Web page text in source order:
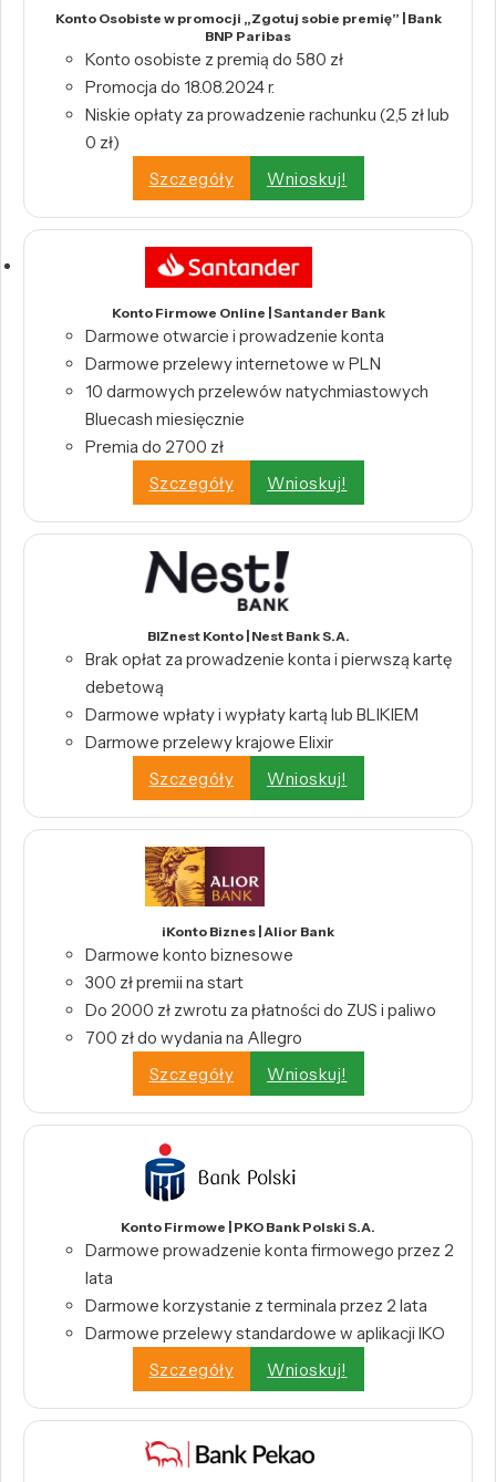
Konto Osobiste w promocji „Zgotuj sobie premię” | Bank
BNP Paribas
Konto osobiste z premią do 580 zł
Promocja do 18.08.2024 r.
Niskie opłaty za prowadzenie rachunku (2,5 zł lub
0 zł)
Szczegóły
Wnioskuj!
Konto Firmowe Online | Santander Bank
Darmowe otwarcie i prowadzenie konta
Darmowe przelewy internetowe w PLN
10 darmowych przelewów natychmiastowych
Bluecash miesięcznie
Premia do 2700 zł
Szczegóły
Wnioskuj!
BIZnest Konto | Nest Bank S.A.
Brak opłat za prowadzenie konta i pierwszą kartę
debetową
Darmowe wpłaty i wypłaty kartą lub BLIKIEM
Darmowe przelewy krajowe Elixir
Szczegóły
Wnioskuj!
iKonto Biznes | Alior Bank
Darmowe konto biznesowe
300 zł premii na start
Do 2000 zł zwrotu za płatności do ZUS i paliwo
700 zł do wydania na Allegro
Szczegóły
Wnioskuj!
Konto Firmowe | PKO Bank Polski S.A.
Darmowe prowadzenie konta firmowego przez 2
lata
Darmowe korzystanie z terminala przez 2 lata
Darmowe przelewy standardowe w aplikacji IKO
Szczegóły
Wnioskuj!